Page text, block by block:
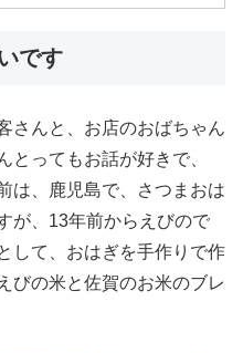
です
さんと、お店のおばちゃん
とってもお話が好きで、
は、鹿児島で、さつまおは
が、13年前からえびので
して、おはぎを手作りで作
びの米と佐賀のお米のブレ